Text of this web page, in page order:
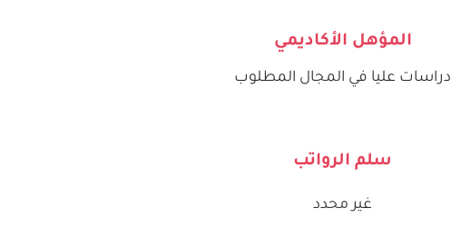
المؤهل الأكاديمي
دراسات عليا في المجال المطلوب
سلم الرواتب
غير محدد